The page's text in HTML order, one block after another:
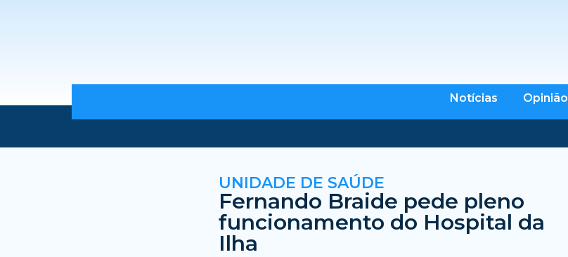
Notícias Opinião
UNIDADE DE SAÚDE
Fernando Braide pede pleno
funcionamento do Hospital da
Ilha